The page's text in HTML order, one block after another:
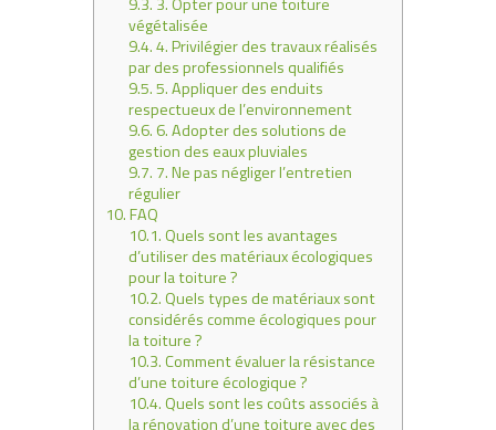
végétalisée
9.4.4. Privilégier des travaux réalisés
par des professionnels qualifiés
9.5.5. Appliquer des enduits
respectueux de l’environnement
9.6.6. Adopter des solutions de
gestion des eaux pluviales
9.7. 7. Ne pas négliger l’entretien
régulier
10.FAQ
10.1.Quels sont les avantages
d’utiliser des matériaux écologiques
pour la toiture ?
10.2.Quels types de matériaux sont
considérés comme écologiques pour
la toiture ?
10.3.Comment évaluer la résistance
d’une toiture écologique ?
10.4.Quels sont les coûts associés à
la rénovation d’une toiture avec des